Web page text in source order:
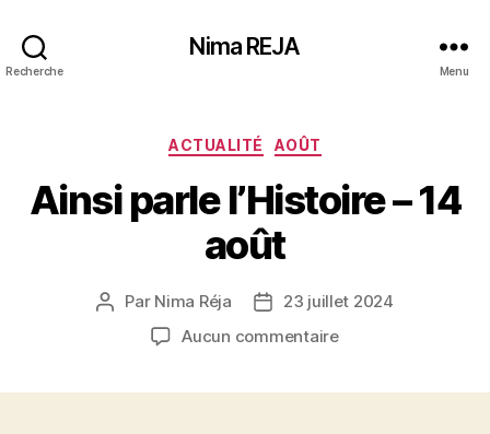
Recherche
Nima REJA
Menu
Catégories
ACTUALITÉ AOÛT
Ainsi parle l’Histoire – 14
août
Auteur
l’article
Par Nima Réja
Date23 juillet 2024
Aucun commentairesur